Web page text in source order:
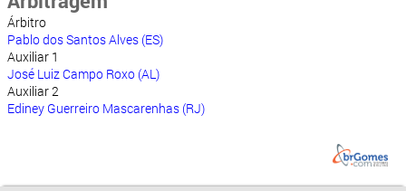
Árbitro
Pablo dos Santos Alves (ES)
Auxiliar 1
José Luiz Campo Roxo (AL)
Auxiliar 2
Ediney Guerreiro Mascarenhas (RJ)